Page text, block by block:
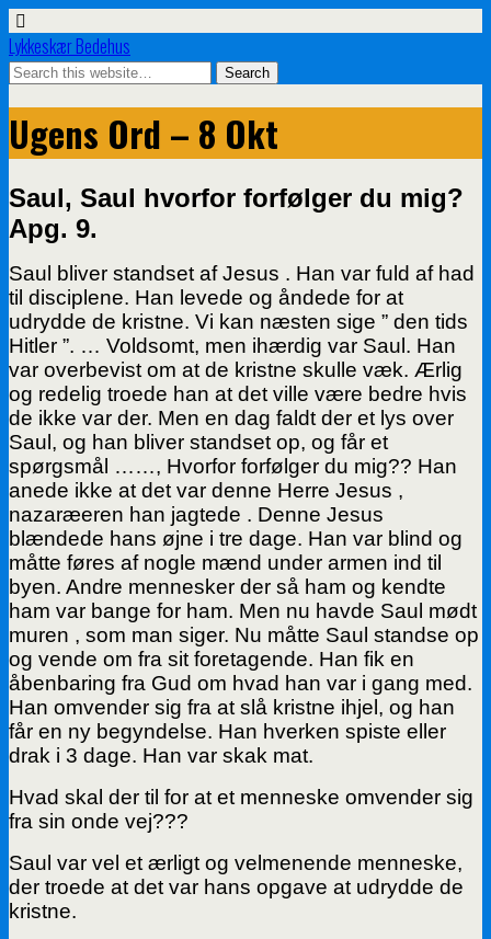
Lykkeskær Bedehus
Ugens Ord – 8 Okt
Saul, Saul hvorfor forfølger du mig?
Apg. 9.
Saul bliver standset af Jesus . Han var fuld af had
til disciplene. Han levede og åndede for at
udrydde de kristne. Vi kan næsten sige ” den tids
Hitler ”. … Voldsomt, men ihærdig var Saul. Han
var overbevist om at de kristne skulle væk. Ærlig
og redelig troede han at det ville være bedre hvis
de ikke var der. Men en dag faldt der et lys over
Saul, og han bliver standset op, og får et
spørgsmål ……, Hvorfor forfølger du mig?? Han
anede ikke at det var denne Herre Jesus ,
nazaræeren han jagtede . Denne Jesus
blændede hans øjne i tre dage. Han var blind og
måtte føres af nogle mænd under armen ind til
byen. Andre mennesker der så ham og kendte
ham var bange for ham. Men nu havde Saul mødt
muren , som man siger. Nu måtte Saul standse op
og vende om fra sit foretagende. Han fik en
åbenbaring fra Gud om hvad han var i gang med.
Han omvender sig fra at slå kristne ihjel, og han
får en ny begyndelse. Han hverken spiste eller
drak i 3 dage. Han var skak mat.
Hvad skal der til for at et menneske omvender sig
fra sin onde vej???
Saul var vel et ærligt og velmenende menneske,
der troede at det var hans opgave at udrydde de
kristne.